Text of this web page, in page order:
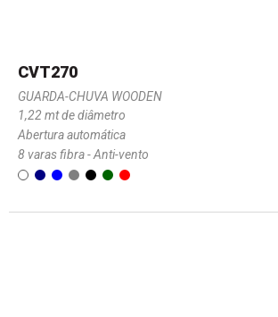
CVT270
GUARDA-CHUVA WOODEN
1,22 mt de diâmetro
Abertura automática
8 varas fibra - Anti-vento